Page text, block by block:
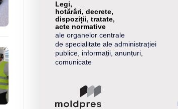
Legi,
hotărâri, decrete,
dispoziții, tratate,
acte normative
ale organelor centrale
de specialitate ale administrației
publice, informații, anunțuri,
comunicate